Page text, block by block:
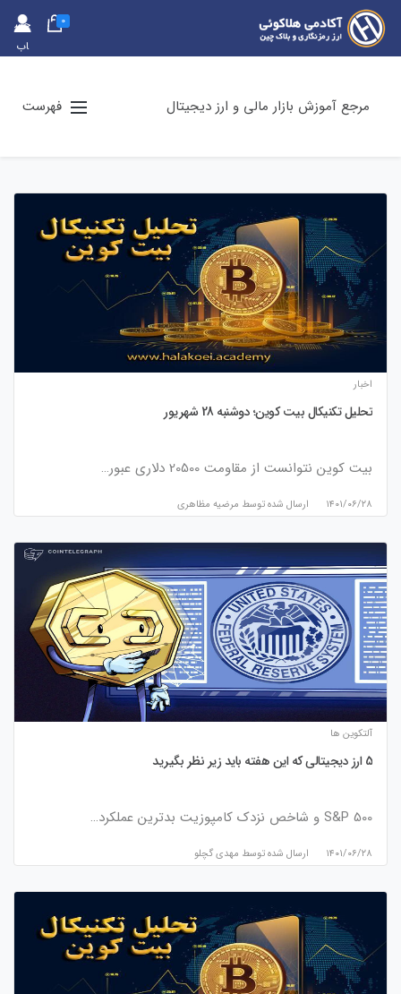
حس
اب
0
مرجع آموزش بازار مالی و ارز دیجیتال فهرست
اخبار
تحلیل تکنیکال بیت کوین؛ دوشنبه 28 شهریور
بیت کوین نتوانست از مقاومت 20500 دلاری عبور…
۱۴۰۱/۰۶/۲۸ ارسال شده توسط مرضیه مظاهری
آلتکوین ها
5 ارز دیجیتالی که این هفته باید زیر نظر بگیرید
S&P 500 و شاخص نزدک کامپوزیت بدترین عملکرد…
۱۴۰۱/۰۶/۲۸ ارسال شده توسط مهدی گچلو